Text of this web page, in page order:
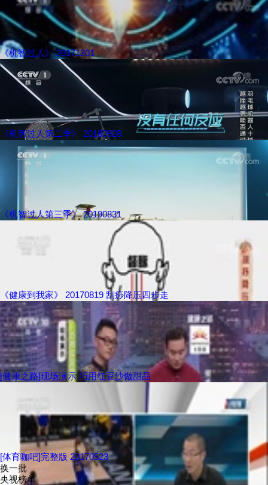
《机智过人》 20171201
《机智过人第二季》 20180928
《机智过人第三季》 20190831
《健康到我家》 20170819 刮痧降压四步走
[健康之路]现场演示 巧用红豆沙做甜品
[体育咖吧]完整版 20170523
换一批
央视榜单